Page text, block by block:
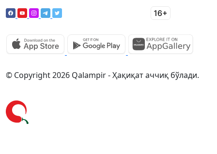
© Copyright 2026 Qalampir - Ҳақиқат аччиқ бўлади.